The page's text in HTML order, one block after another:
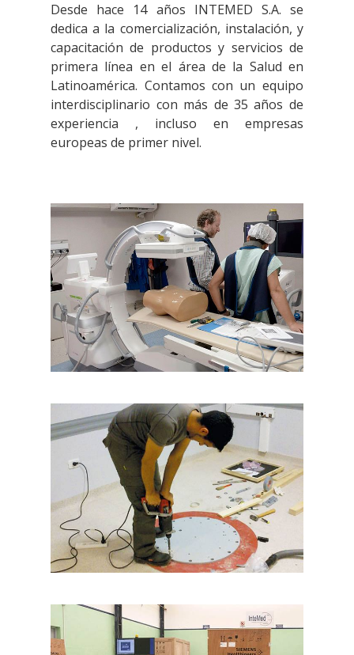
Desde hace 14 años INTEMED S.A. se
dedica a la comercialización, instalación, y
capacitación de productos y servicios de
primera línea en el área de la Salud en
Latinoamérica. Contamos con un equipo
interdisciplinario con más de 35 años de
experiencia , incluso en empresas
europeas de primer nivel.